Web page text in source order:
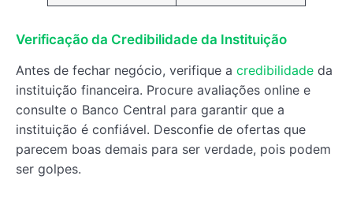
Verificação da Credibilidade da Instituição
Antes de fechar negócio, verifique a credibilidade da
instituição financeira. Procure avaliações online e
consulte o Banco Central para garantir que a
instituição é confiável. Desconfie de ofertas que
parecem boas demais para ser verdade, pois podem
ser golpes.